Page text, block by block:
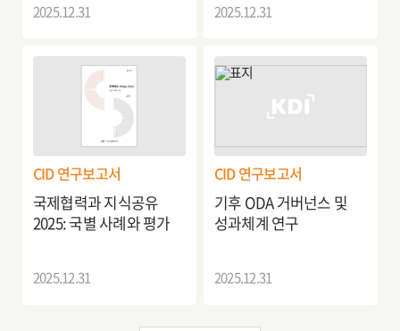
2025.12.31 2025.12.31
CID 연구보고서
국제협력과 지식공유
2025: 국별 사례와 평가
2025.12.31
CID 연구보고서
기후 ODA 거버넌스 및
성과체계 연구
2025.12.31